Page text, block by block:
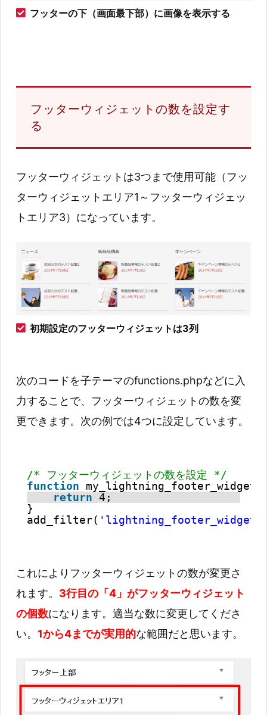
フッターの下（画面最下部）に画像を表示する
フッターウィジェットの数を設定す
る
フッターウィジェットは3つまで使用可能（フッ
ターウィジェットエリア1～フッターウィジェッ
トエリア3）になっています。
初期設定のフッターウィジェットは3列
次のコードを子テーマのfunctions.phpなどに入
力することで、フッターウィジェットの数を変
更できます。次の例では4つに設定しています。
/* フッターウィジェットの数を設定 */
function
return 4;
}
add_filter(
これによりフッターウィジェットの数が変更さ
れます。 3行目の「4」がフッターウィジェット
の個数になります。適当な数に変更してくださ
い。 1から4までが実用的な範囲だと思います。